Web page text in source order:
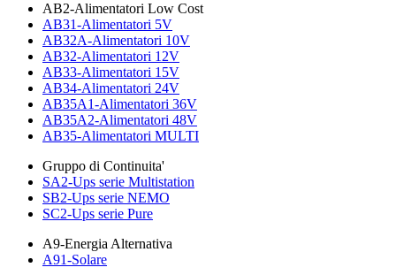
AB2-Alimentatori Low Cost
AB31-Alimentatori 5V
AB32A-Alimentatori 10V
AB32-Alimentatori 12V
AB33-Alimentatori 15V
AB34-Alimentatori 24V
AB35A1-Alimentatori 36V
AB35A2-Alimentatori 48V
AB35-Alimentatori MULTI
Gruppo di Continuita'
SA2-Ups serie Multistation
SB2-Ups serie NEMO
SC2-Ups serie Pure
A9-Energia Alternativa
A91-Solare